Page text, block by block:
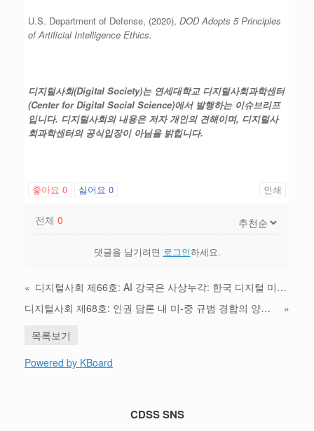
U.S. Department of Defense, (2020), DOD Adopts 5 Principles
of Artificial Intelligence Ethics.
디지털사회(Digital Society)는 연세대학교 디지털사회과학센터
(Center for Digital Social Science)에서 발행하는 이슈브리프
입니다. 디지털사회의 내용은 저자 개인의 견해이며, 디지털사
회과학센터의 공식입장이 아님을 밝힙니다.
좋아요 0 싫어요 0 인쇄
전체 0
댓글을 남기려면 로그인하세요.
«
디지털사회 제66호: AI 강국은 사상누각: 한국 디지털 미래의 위기와 혁신 과제
디지털사회 제68호: 인권 담론 내 미-중 규범 경합의 양상과 디지털 규범 질서에 대한 함의
»
목록보기
Powered by KBoard
CDSS SNS